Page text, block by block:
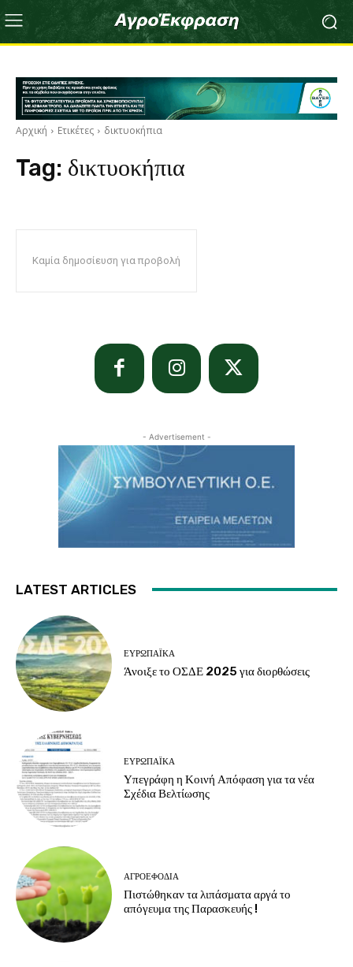
Αρχική Ετικέτες δικτυοκήπια
Tag: δικτυοκήπια
Καμία δημοσίευση για προβολή
- Advertisement -
LATEST ARTICLES
ΕΥΡΩΠΑΪΚΆ
Άνοιξε το ΟΣΔΕ 2025 για διορθώσεις
ΕΥΡΩΠΑΪΚΆ
Υπεγράφη η Κοινή Απόφαση για τα νέα
Σχέδια Βελτίωσης
ΑΓΡΟΕΦΌΔΙΑ
Πιστώθηκαν τα λιπάσματα αργά το
απόγευμα της Παρασκευής !